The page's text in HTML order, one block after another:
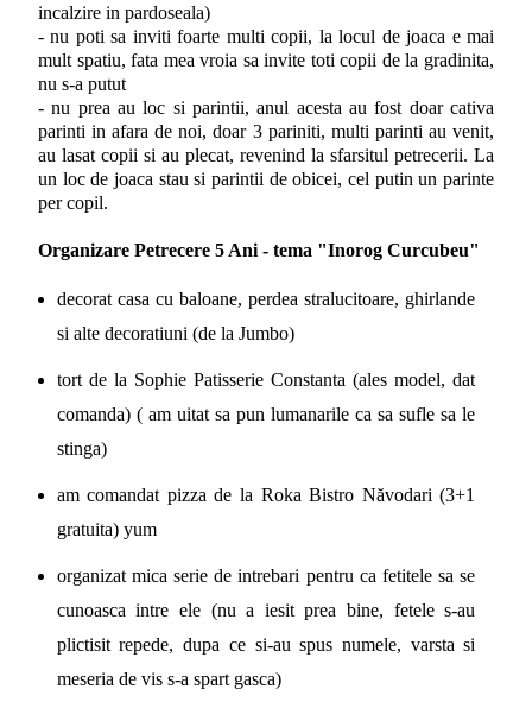
incalzire in pardoseala)
- nu poti sa inviti foarte multi copii, la locul de joaca e mai
mult spatiu, fata mea vroia sa invite toti copii de la gradinita,
nu s-a putut
- nu prea au loc si parintii, anul acesta au fost doar cativa
parinti in afara de noi, doar 3 pariniti, multi parinti au venit,
au lasat copii si au plecat, revenind la sfarsitul petrecerii. La
un loc de joaca stau si parintii de obicei, cel putin un parinte
per copil.
Organizare Petrecere 5 Ani - tema "Inorog Curcubeu"
decorat casa cu baloane, perdea stralucitoare, ghirlande
si alte decoratiuni (de la Jumbo)
tort de la Sophie Patisserie Constanta (ales model, dat
comanda) ( am uitat sa pun lumanarile ca sa sufle sa le
stinga)
am comandat pizza de la Roka Bistro Năvodari (3+1
gratuita) yum
organizat mica serie de intrebari pentru ca fetitele sa se
cunoasca intre ele (nu a iesit prea bine, fetele s-au
plictisit repede, dupa ce si-au spus numele, varsta si
meseria de vis s-a spart gasca)